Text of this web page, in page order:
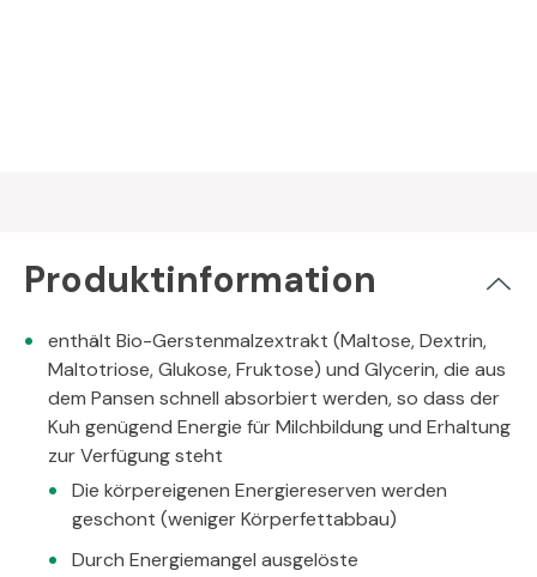
Produktinformation
enthält Bio-Gerstenmalzextrakt (Maltose, Dextrin,
Maltotriose, Glukose, Fruktose) und Glycerin, die aus
dem Pansen schnell absorbiert werden, so dass der
Kuh genügend Energie für Milchbildung und Erhaltung
zur Verfügung steht
Die körpereigenen Energiereserven werden
geschont (weniger Körperfettabbau)
Durch Energiemangel ausgelöste